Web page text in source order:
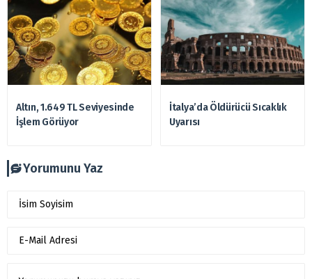
Altın, 1.649 TL Seviyesinde
İşlem Görüyor
İtalya’da Öldürücü Sıcaklık
Uyarısı
Yorumunu Yaz